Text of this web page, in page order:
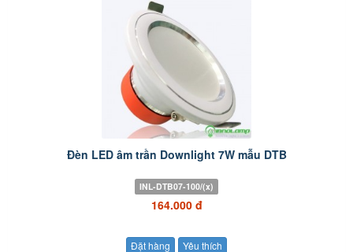
Đèn LED âm trần Downlight 7W mẫu DTB
INL-DTB07-100/(x)
164.000 đ
Đặt hàng Yêu thích